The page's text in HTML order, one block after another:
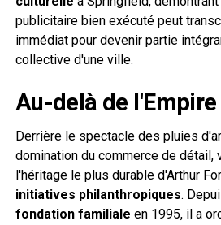
publicitaire bien exécuté peut
immédiat pour devenir partie
collective d'une ville.
Au-delà de
Derrière le spectacle des pluies
domination du commerce de détail,
l'héritage le plus durable d'Arthur
initiatives philanthropiques.
fondation familiale en 1995, il a